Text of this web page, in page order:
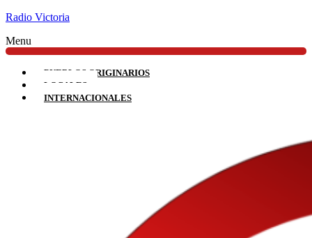
Radio Victoria
Menu
PUEBLOS ORIGINARIOS
LOCALES
INTERNACIONALES